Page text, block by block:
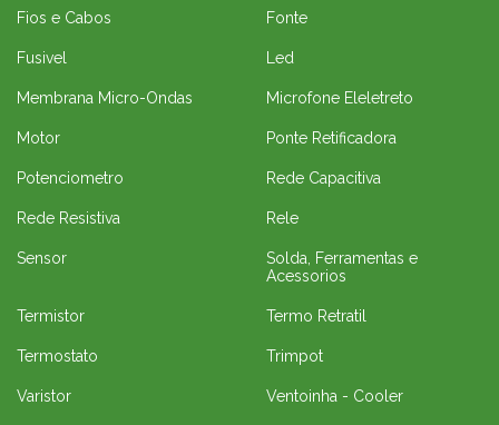
Fios e Cabos Fonte
Fusivel Led
Membrana Micro-Ondas Microfone Eleletreto
Motor Ponte Retificadora
Potenciometro Rede Capacitiva
Rede Resistiva Rele
Sensor
Solda, Ferramentas e
Acessorios
Termistor Termo Retratil
Termostato Trimpot
Varistor Ventoinha - Cooler